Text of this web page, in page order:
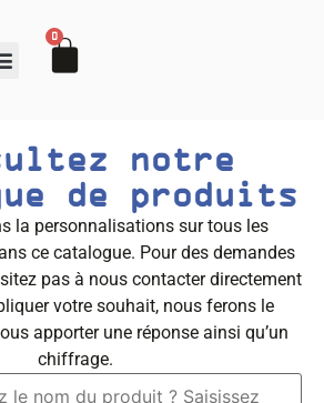
0
notre
de produits
la personnalisations sur tous les
ce catalogue. Pour des demandes
pas à nous contacter directement
votre souhait, nous ferons le
apporter une réponse ainsi qu’un
chiffrage.